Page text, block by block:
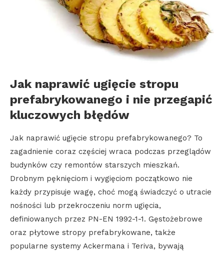
Jak naprawić ugięcie stropu
prefabrykowanego i nie przegapić
kluczowych błędów
Jak naprawić ugięcie stropu prefabrykowanego? To
zagadnienie coraz częściej wraca podczas przeglądów
budynków czy remontów starszych mieszkań.
Drobnym pęknięciom i wygięciom początkowo nie
każdy przypisuje wagę, choć mogą świadczyć o utracie
nośności lub przekroczeniu norm ugięcia,
definiowanych przez PN-EN 1992-1-1. Gęstożebrowe
oraz płytowe stropy prefabrykowane, także
popularne systemy Ackermana i Teriva, bywają